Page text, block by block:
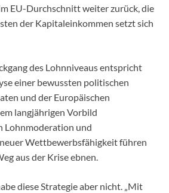
EU-Durchschnitt weiter zurück, die
der Kapitaleinkommen setzt sich
des Lohnniveaus entspricht
einer bewussten politischen
und der Europäischen
langjährigen Vorbild
Lohnmoderation und
Wettbewerbsfähigkeit führen
aus der Krise ebnen.
diese Strategie aber nicht. „Mit